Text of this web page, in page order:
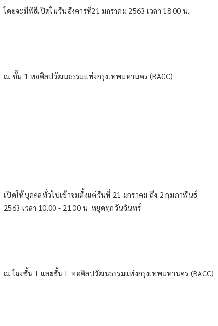
โดยจะมีพิธีเปิดในวันอังคารที่21 มกราคม 2563 เวลา 18.00 น.
ณ ชั้น 1 หอศิลปวัฒนธรรมแห่งกรุงเทพมหานคร (BACC)
เปิดให้บุคคลทั่วไปเข้าชมตั้งแต่วันที่ 21 มกราคม ถึง 2 กุมภาพันธ์
2563 เวลา 10.00 - 21.00 น. หยุดทุกวันจันทร์
ณ โถงชั้น 1 และชั้น L หอศิลปวัฒนธรรมแห่งกรุงเทพมหานคร (BACC)